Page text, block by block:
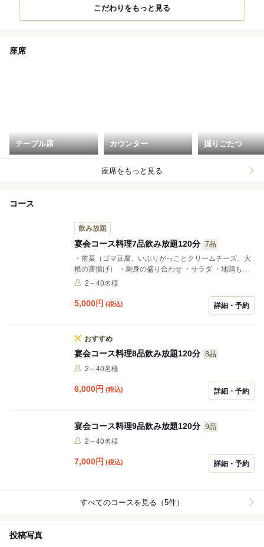
こだわりをもっと見る
座席
テーブル席 カウンター 掘りごたつ
座席をもっと見る
コース
飲み放題
宴会コース料理7品飲み放題120分 7品
・前菜（ゴマ豆腐、いぶりがっことクリームチーズ、大
根の唐揚げ） ・刺身の盛り合わせ ・サラダ ・地鶏もも
鉄板焼 ・黄ニラのだし巻き ・季節の焼物 ・土鍋ご飯 ※2～40名様
5,000円 (税込) 詳細・予約
おすすめ
宴会コース料理8品飲み放題120分 8品
2～40名様
6,000円 (税込) 詳細・予約
宴会コース料理9品飲み放題120分 9品
2～40名様
7,000円 (税込) 詳細・予約
すべてのコースを見る（5件）
投稿写真